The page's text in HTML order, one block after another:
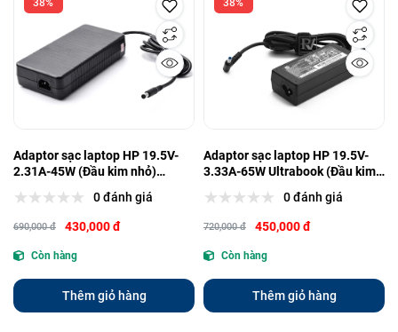
38%
Adaptor sạc laptop HP 19.5V-
2.31A-45W (Đầu kim nhỏ)
0 đánh giá
690,000 đ 430,000 đ
Còn hàng
Thêm giỏ hàng
38%
Adaptor sạc laptop HP 19.5V-
3.33A-65W Ultrabook (Đầu kim
0 đánh giá
720,000 đ 450,000 đ
Còn hàng
Thêm giỏ hàng